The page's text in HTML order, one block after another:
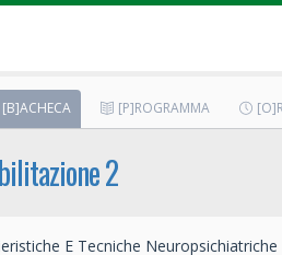
[B]ACHECA [P]ROGRAMMA
2
E Tecniche Neuropsichiatriche